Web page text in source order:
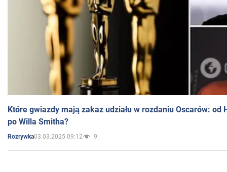
Które gwiazdy mają zakaz udziału w rozdaniu Oscarów: od
po Willa Smitha?
Rozrywka03.03.2025 09:12 9